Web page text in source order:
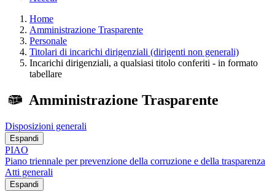
Home
Amministrazione Trasparente
Personale
Titolari di incarichi dirigenziali (dirigenti non generali)
Incarichi dirigenziali, a qualsiasi titolo conferiti - in formato
tabellare
Amministrazione Trasparente
Disposizioni generali
Espandi
PIAO
Piano triennale per prevenzione della corruzione e della trasparenza
Atti generali
Espandi